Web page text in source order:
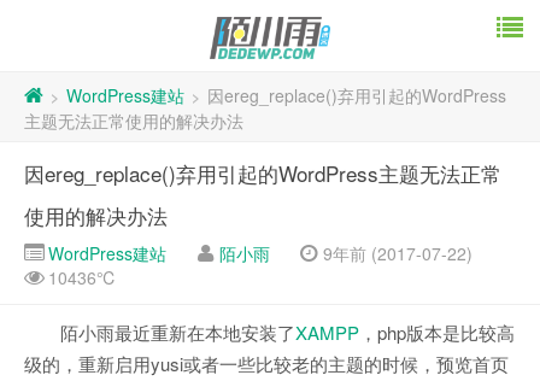
> WordPress建站 > 因ereg_replace()弃用引起的WordPress
主题无法正常使用的解决办法
因ereg_replace()弃用引起的WordPress主题无法正常
使用的解决办法
WordPress建站 陌小雨
9年前 (2017-07-22)
10436℃
陌小雨最近重新在本地安装了XAMPP ，php版本是比较高
级的，重新启用yusi或者一些比较老的主题的时候，预览首页